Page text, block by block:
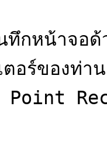
ทึกหน้าจอ
ตอร์ของท่
Point